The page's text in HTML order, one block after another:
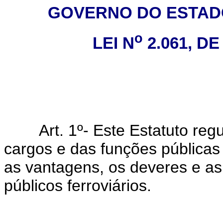
GOVERNO DO
LEI No 2.061,
Art. 1º- Este Estatuto
cargos e das funções
as vantagens, os deveres e
públicos ferroviários.